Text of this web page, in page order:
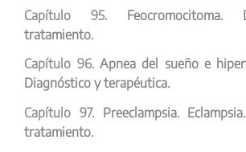
Capítulo 95.
tratamiento.
Capítulo 96.Apnea del sueño e
Diagnóstico y terapéutica.
Capítulo 97. Preeclampsia.
tratamiento.